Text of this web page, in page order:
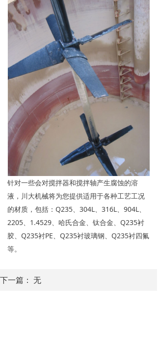
针对一些会对搅拌器和搅拌轴产生腐蚀的溶
液，川大机械将为您提供适用于各种工艺工况
的材质，包括：Q235、304L、316L、904L、
2205、1.4529、哈氏合金、钛合金、Q235衬
胶、Q235衬PE、Q235衬玻璃钢、Q235衬四氟
等。
下一篇： 无